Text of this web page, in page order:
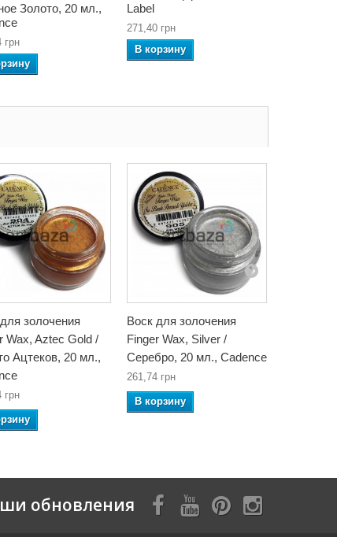
Золото, 20 мл.,
грн
Label
271,40 грн
В корзину
золочения
Wax, Aztec Gold /
Ацтеков, 20 мл.,
грн
Воск для золочения
Finger Wax, Silver /
Серебро, 20 мл., Cadence
261,74 грн
В корзину
обновления